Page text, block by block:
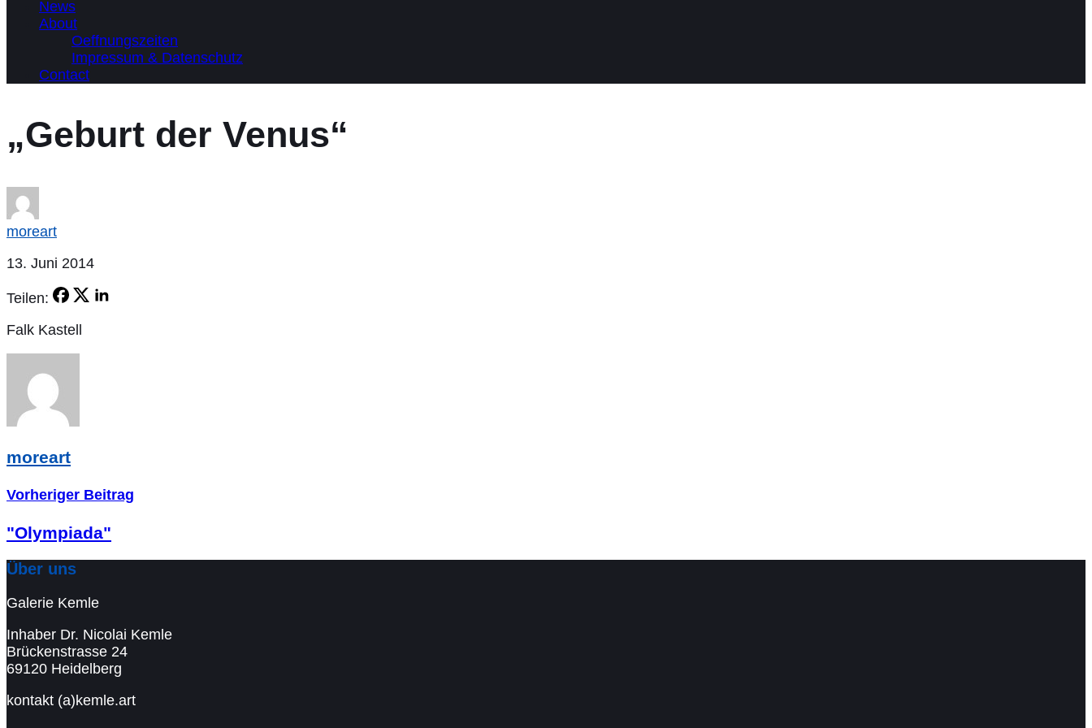
News
About
Oeffnungszeiten
Impressum & Datenschutz
Contact
„Geburt der Venus“
moreart
13. Juni 2014
Teilen:
Falk Kastell
moreart
Vorheriger Beitrag
"Olympiada"
Über uns
Galerie Kemle
Inhaber Dr. Nicolai Kemle
Brückenstrasse 24
69120 Heidelberg
kontakt (a)kemle.art